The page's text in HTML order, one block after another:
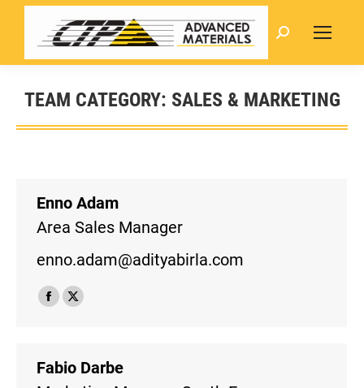
Search:
TEAM CATEGORY: SALES & MARKETING
Enno Adam
Area Sales Manager
enno.adam@adityabirla.com
Facebook
X
Fabio Darbe